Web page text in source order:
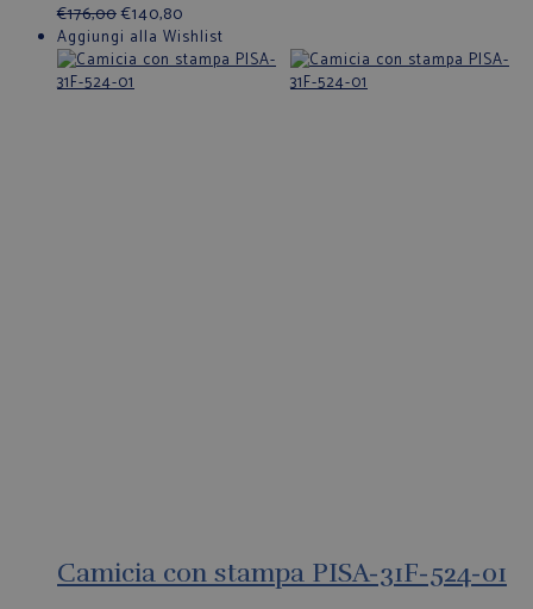
€176,00€140,80
Aggiungi alla Wishlist
Camicia con stampa PISA-31F-524-01